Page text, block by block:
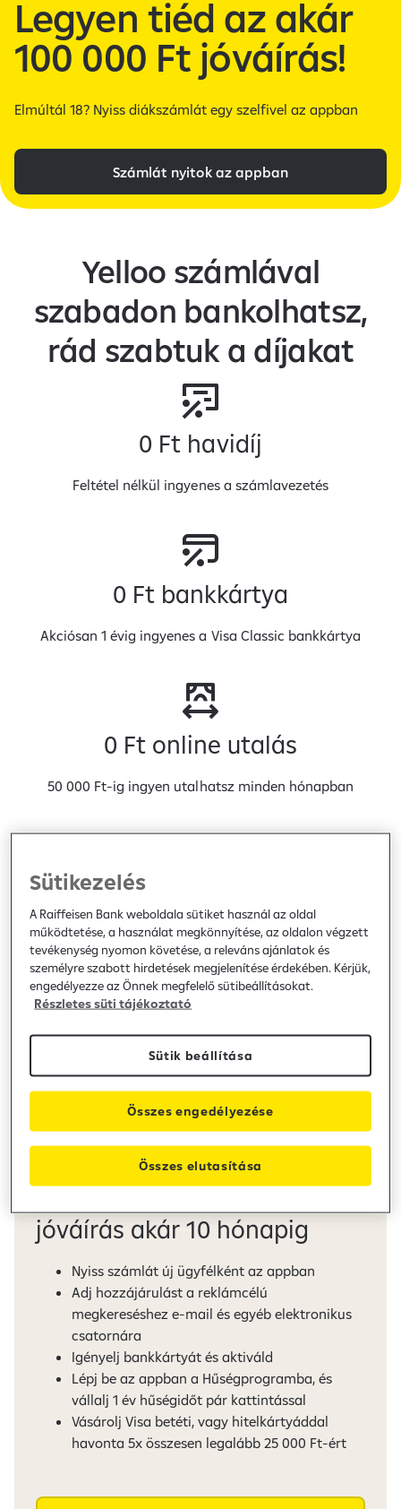
Legyen tiéd az akár
100 000 Ft jóváírás!
Elmúltál 18? Nyiss diákszámlát egy szelfivel az appban
Számlát nyitok az appban
Yelloo számlával
szabadon bankolhatsz,
rád szabtuk a díjakat
0 Ft havidíj
Feltétel nélkül ingyenes a számlavezetés
0 Ft bankkártya
Akciósan 1 évig ingyenes a Visa Classic bankkártya
0 Ft online utalás
50 000 Ft-ig ingyen utalhatsz minden hónapban
Így lehet a tiéd 10 000 Ft
jóváírás akár 10 hónapig
Nyiss számlát új ügyfélként az appban
Adj hozzájárulást a reklámcélú
megkereséshez e-mail és egyéb elektronikus
csatornára
Igényelj bankkártyát és aktiváld
Lépj be az appban a Hűségprogramba, és
vállalj 1 év hűségidőt pár kattintással
Vásárolj Visa betéti, vagy hitelkártyáddal
havonta 5x összesen legalább 25 000 Ft-ért
Sütikezelés
A Raiffeisen Bank weboldala sütiket használ az oldal
működtetése, a használat megkönnyítése, az oldalon végzett
tevékenység nyomon követése, a releváns ajánlatok és
személyre szabott hirdetések megjelenítése érdekében. Kérjük,
engedélyezze az Önnek megfelelő sütibeállításokat.
Részletes süti tájékoztató
Sütik beállítása
Összes elutasítása
Összes engedélyezése